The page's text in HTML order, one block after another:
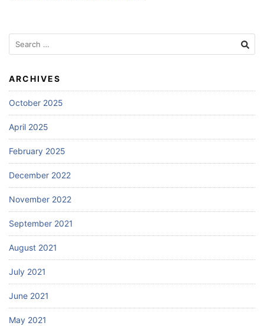
Search
for:
ARCHIVES
October 2025
April 2025
February 2025
December 2022
November 2022
September 2021
August 2021
July 2021
June 2021
May 2021